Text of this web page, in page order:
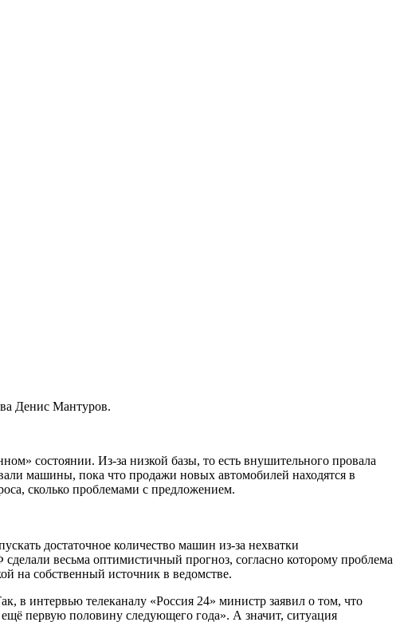
Денис Мантуров.
состоянии. Из-за низкой базы, то есть внушительного провала
машины, пока что продажи новых автомобилей находятся в
сколько проблемами с предложением.
достаточное количество машин из-за нехватки
весьма оптимистичный прогноз, согласно которому проблема
на собственный источник в ведомстве.
в интервью телеканалу «Россия 24» министр заявил о том, что
первую половину следующего года». А значит, ситуация